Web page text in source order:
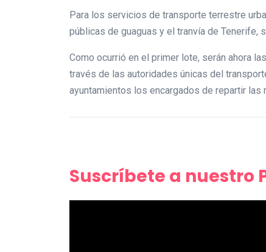
Para los servicios de transporte terrestre
públicas de guaguas y el tranvía de Tenerife,
Como ocurrió en el primer lote, serán ahora
través de las autoridades únicas del
ayuntamientos los encargados de repartir
Suscríbete a nuestro